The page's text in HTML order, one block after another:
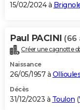
15/02/2024 à
Paul PACINI (66
Créer une cagnotte
Naissance
26/05/1957 à
Décès
31/12/2023 à Toulon (